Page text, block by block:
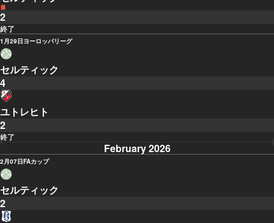
2
終了
1月29日ヨーロッパリーグ
セルティック
4
ユトレヒト
2
終了
February 2026
2月07日FAカップ
セルティック
2